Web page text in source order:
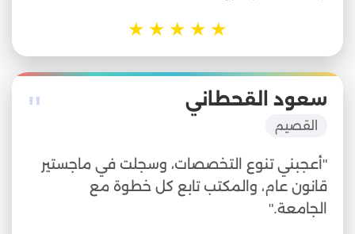
★
★
★
★
★
" سعود القحطاني
القصيم
"أعجبني تنوع التخصصات، وسجلت في ماجستير
قانون عام، والمكتب تابع كل خطوة مع
الجامعة."